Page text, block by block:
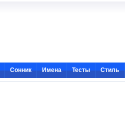
Сонник Имена Тесты Стиль